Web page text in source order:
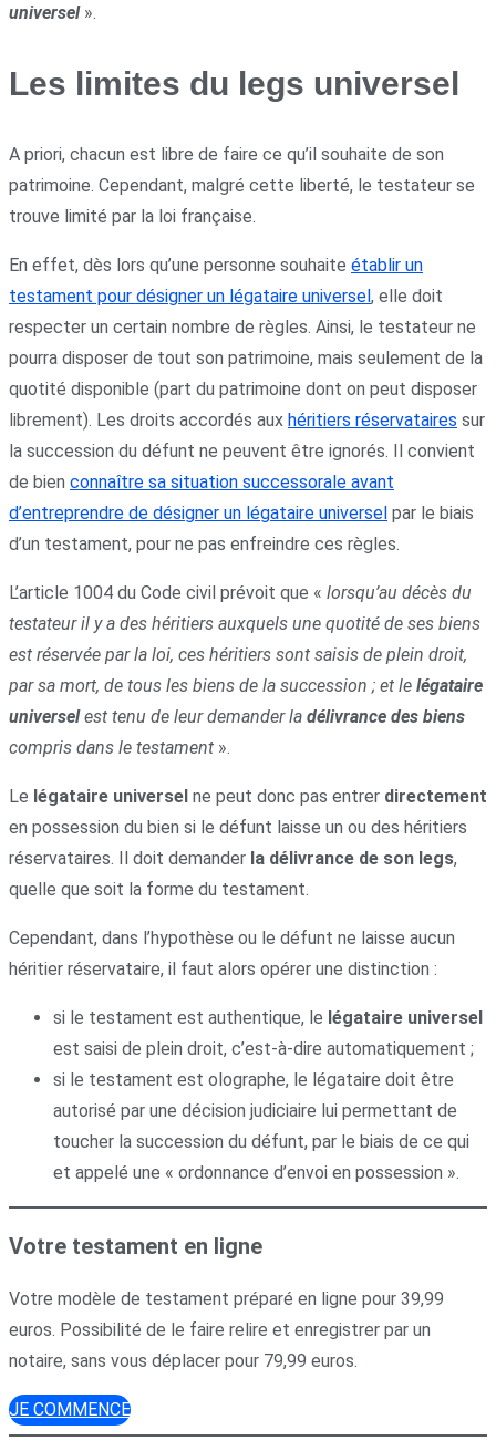
universel».
Les limites du legs universel
A priori, chacun est libre de faire ce qu’il souhaite de son
patrimoine. Cependant, malgré cette liberté, le testateur se
trouve limité par la loi française.
En effet, dès lors qu’une personne souhaite établir un
testament pour désigner un légataire universel, elle doit
respecter un certain nombre de règles. Ainsi, le testateur ne
pourra disposer de tout son patrimoine, mais seulement de la
quotité disponible (part du patrimoine dont on peut disposer
librement). Les droits accordés aux héritiers réservataires sur
la succession du défunt ne peuvent être ignorés. Il convient
de bien connaître sa situation successorale avant
d’entreprendre de désigner un légataire universel par le biais
d’un testament, pour ne pas enfreindre ces règles.
L’article 1004 du Code civil prévoit que « lorsqu’au décès du
testateur il y a des héritiers auxquels une quotité de ses biens
est réservée par la loi, ces héritiers sont saisis de plein droit,
par sa mort, de tous les biens de la succession ; et le légataire
universelest tenu de leur demander la délivrance des biens
compris dans le testament ».
Le légataire universel ne peut donc pas entrer directement
en possession du bien si le défunt laisse un ou des héritiers
réservataires. Il doit demander la délivrance de son legs,
quelle que soit la forme du testament.
Cependant, dans l’hypothèse ou le défunt ne laisse aucun
héritier réservataire, il faut alors opérer une distinction :
si le testament est authentique, le légataire universel
est saisi de plein droit, c’est-à-dire automatiquement ;
si le testament est olographe, le légataire doit être
autorisé par une décision judiciaire lui permettant de
toucher la succession du défunt, par le biais de ce qui
et appelé une « ordonnance d’envoi en possession ».
Votre testament en ligne
Votre modèle de testament préparé en ligne pour 39,99
euros. Possibilité de le faire relire et enregistrer par un
notaire, sans vous déplacer pour 79,99 euros.
JE COMMENCE